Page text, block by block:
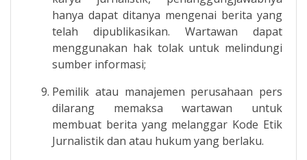
hanya dapat ditanya mengenai berita yang
telah dipublikasikan. Wartawan dapat
menggunakan hak tolak untuk melindungi
sumber informasi;
Pemilik atau manajemen perusahaan pers
dilarang memaksa wartawan untuk
membuat berita yang melanggar Kode Etik
Jurnalistik dan atau hukum yang berlaku.